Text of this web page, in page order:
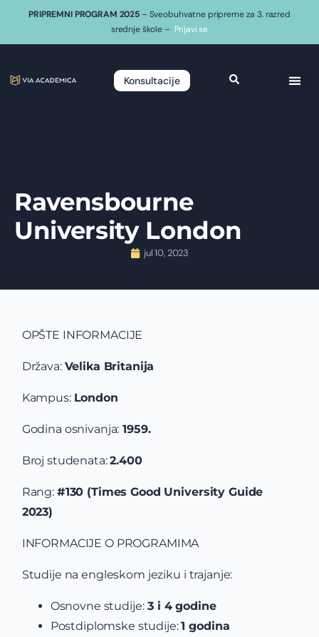
PRIPREMNI PROGRAM 2025 – Sveobuhvatne pripreme za 3. razred
srednje škole – Prijavi se
Konsultacije
Ravensbourne
University London
jul 10, 2023
OPŠTE INFORMACIJE
Država: Velika Britanija
Kampus: London
Godina osnivanja: 1959.
Broj studenata:2.400
Rang: #130 (Times Good University Guide
2023)
INFORMACIJE O PROGRAMIMA
Studije na engleskom jeziku i trajanje:
Osnovne studije:3 i 4 godine
Postdiplomske studije:1 godina